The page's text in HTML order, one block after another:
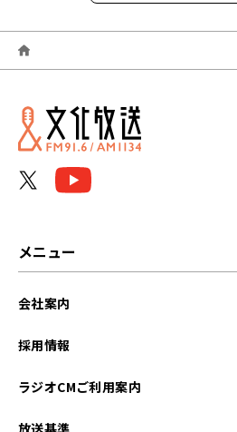
2026年04月
2026年03月
2025年11月
メニュー
会社案内
採用情報
ラジオCMご利用案内
放送基準